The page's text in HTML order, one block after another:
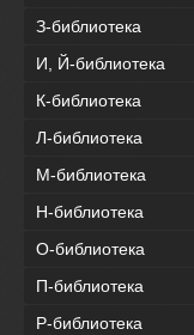
З-библиотека
И, Й-библиотека
К-библиотека
Л-библиотека
М-библиотека
Н-библиотека
О-библиотека
П-библиотека
Р-библиотека